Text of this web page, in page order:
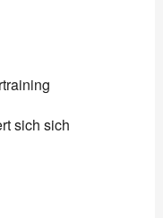
sich sich